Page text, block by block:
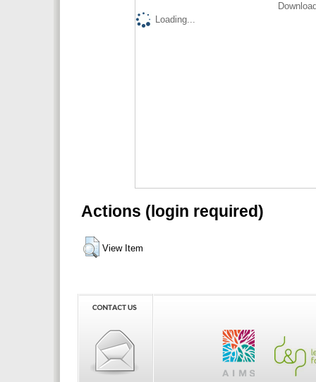
Loading...
Actions (login required)
View Item